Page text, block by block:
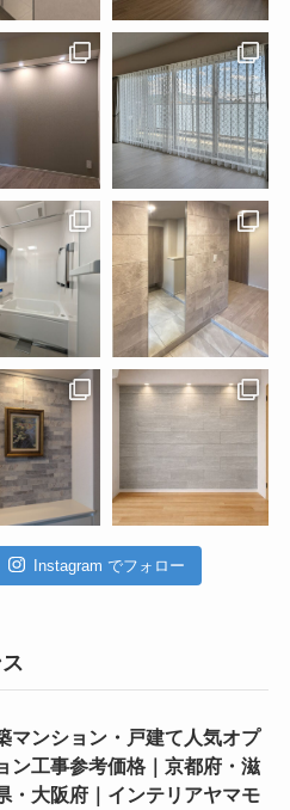
Instagram でフォロー
マンション・戸建て人気オプ
ン工事参考価格｜京都府・滋
・大阪府｜インテリアヤマモ